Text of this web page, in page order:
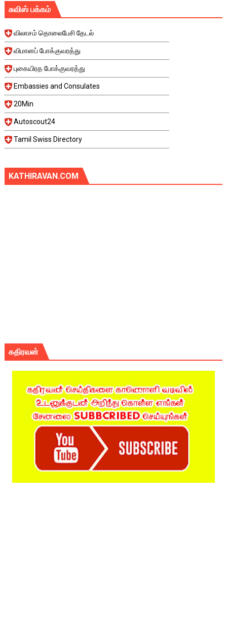
சுவிஸ் பக்கம்
விலாசம் தொலைபேசி தேடல்
விமானப் போக்குவரத்து
புகையிரத போக்குவரத்து
Embassies and Consulates
20Min
Autoscout24
Tamil Swiss Directory
KATHIRAVAN.COM
கதிரவன்